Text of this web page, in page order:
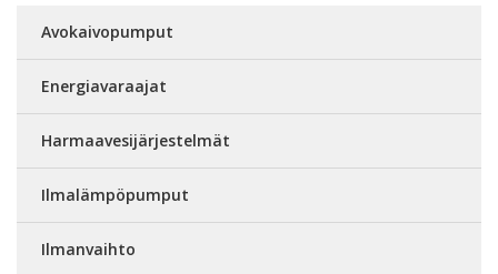
Avokaivopumput
Energiavaraajat
Harmaavesijärjestelmät
Ilmalämpöpumput
Ilmanvaihto